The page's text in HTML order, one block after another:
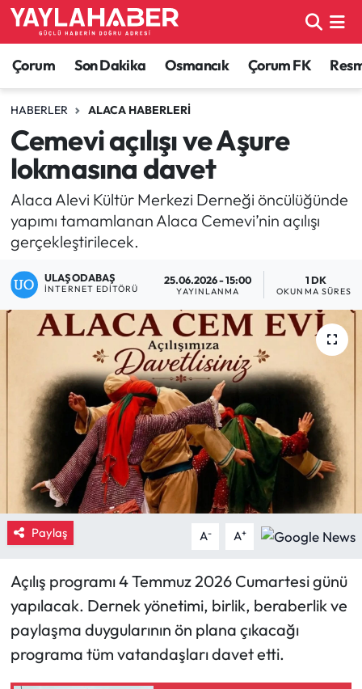
Çorum Son Dakika Osmancık Çorum FK
HABERLER ALACA HABERLERI
Cemevi açılışı ve Aşure
lokmasına davet
Alaca Alevi Kültür Merkezi Derneği öncülüğünde
yapımı tamamlanan Alaca Cemevi’nin açılışı
gerçekleştirilecek.
ULAŞ ODABAŞ
İNTERNET EDITÖRÜ
25.06.2026 - 15:00
YAYINLANMA
1 DK
OKUNMA SÜRESI
Paylaş A- A+
Açılış programı 4 Temmuz 2026 Cumartesi günü
yapılacak. Dernek yönetimi, birlik, beraberlik ve
paylaşma duygularının ön plana çıkacağı
programa tüm vatandaşları davet etti.
Alaca Haberleri
Bayat Haberleri
Bilgi - Keşfet Haberleri
Bilim ve Teknoloji
Boğazkale Haberleri
Çorum Son Dakika Haberleri
Dodurga Haberleri
Eğitim
Ekonomi
Güncel
İskilip Haberleri
Kimdir?
Kültür Sanat
Laçin Haberleri
Çorum Nöbetçi Eczaneler
Çorum Hava Durumu
Çorum Namaz Vakitleri
Çorum Trafik Yoğunluk Haritası
TFF 1.Lig Puan Durumu ve Fikstür
Son Dakika Haberleri
Haber Arşivi